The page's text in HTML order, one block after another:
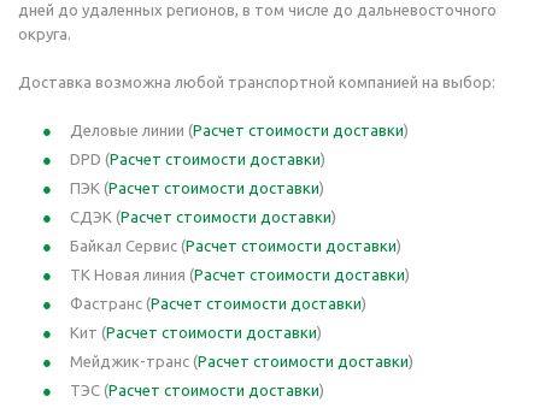
дней до удаленных регионов, в том числе до дальневосточного
округа.
Доставка возможна любой транспортной компанией на выбор:
Деловые линии (Расчет стоимости доставки)
DPD (Расчет стоимости доставки)
ПЭК (Расчет стоимости доставки)
СДЭК (Расчет стоимости доставки)
Байкал Сервис (Расчет стоимости доставки)
ТК Новая линия (Расчет стоимости доставки)
Фастранс (Расчет стоимости доставки)
Кит (Расчет стоимости доставки)
Мейджик-транс (Расчет стоимости доставки)
ТЭС (Расчет стоимости доставки)